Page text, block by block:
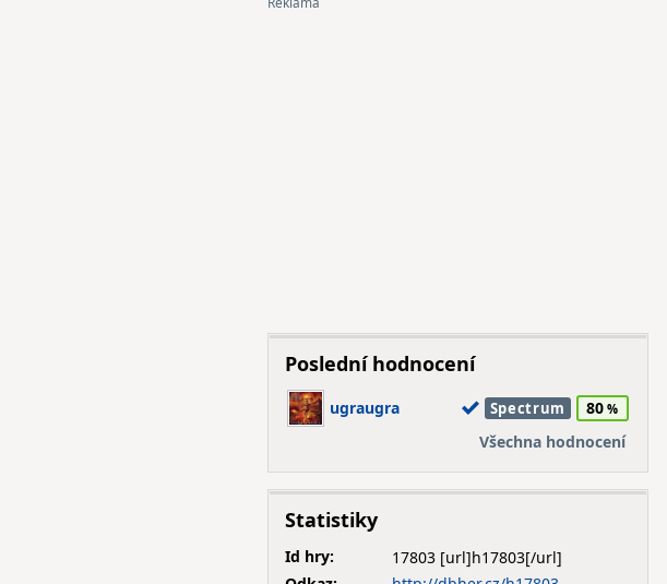
Poslední hodnocení
ugraugra Spectrum
80
Všechna hodnocení
Statistiky
Id hry:
17803